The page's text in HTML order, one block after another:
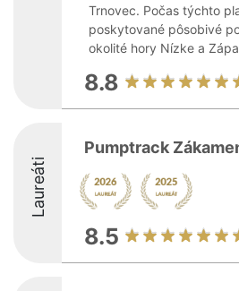
Trnovec. Počas týchto
poskytované pôsobivé
okolité hory Nízke a
8.8
Laureáti
Pumptrack
8.5